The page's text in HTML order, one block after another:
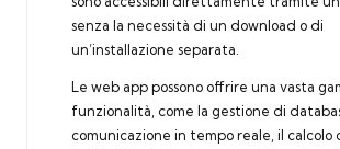
senza la necessità di un download o di
un’installazione separata.
Le web app possono offrire una vasta
funzionalità, come la gestione di
comunicazione in tempo reale, il calcolo